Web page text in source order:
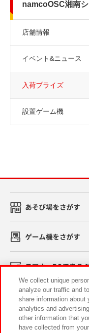
namcoOSC湘南
店舗情報
イベント&ニュース
入荷プライズ
設置ゲーム機
あそび場をさがす
ゲーム機をさがす
スマホ・PCであそ
イベント・キャンペ
We collect unique
analyze our traffic and
share information about
analytics and
other information that
have collected from